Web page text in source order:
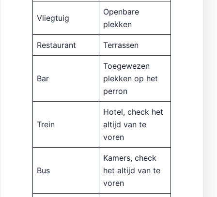
Vliegtuig
Openbare
plekken
Restaurant Terrassen
Bar
Toegewezen
plekken op het
perron
Trein
Hotel, check het
altijd van te
voren
Bus
Kamers, check
het altijd van te
voren